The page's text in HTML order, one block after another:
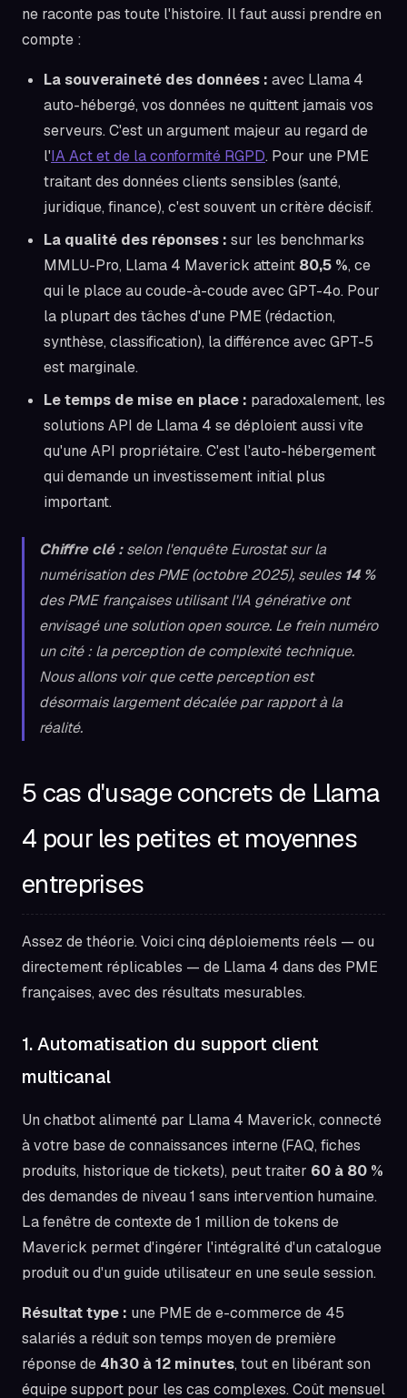
ne raconte pas toute l'histoire. Il faut aussi prendre en
compte :
La souveraineté des données : avec Llama 4
auto-hébergé, vos données ne quittent jamais vos
serveurs. C'est un argument majeur au regard de
l'IA Act et de la conformité RGPD. Pour une PME
traitant des données clients sensibles (santé,
juridique, finance), c'est souvent un critère décisif.
La qualité des réponses : sur les benchmarks
MMLU-Pro, Llama 4 Maverick atteint 80,5 %, ce
qui le place au coude-à-coude avec GPT-4o. Pour
la plupart des tâches d'une PME (rédaction,
synthèse, classification), la différence avec GPT-5
est marginale.
Le temps de mise en place : paradoxalement, les
solutions API de Llama 4 se déploient aussi vite
qu'une API propriétaire. C'est l'auto-hébergement
qui demande un investissement initial plus
important.
Chiffre clé :selon l'enquête Eurostat sur la
numérisation des PME (octobre 2025), seules 14 %
des PME françaises utilisant l'IA générative ont
envisagé une solution open source. Le frein numéro
un cité : la perception de complexité technique.
Nous allons voir que cette perception est
désormais largement décalée par rapport à la
réalité.
5 cas d'usage concrets de Llama
4 pour les petites et moyennes
entreprises
Assez de théorie. Voici cinq déploiements réels — ou
directement réplicables — de Llama 4 dans des PME
françaises, avec des résultats mesurables.
1. Automatisation du support client
multicanal
Un chatbot alimenté par Llama 4 Maverick, connecté
à votre base de connaissances interne (FAQ, fiches
produits, historique de tickets), peut traiter 60 à 80 %
des demandes de niveau 1 sans intervention humaine.
La fenêtre de contexte de 1 million de tokens de
Maverick permet d'ingérer l'intégralité d'un catalogue
produit ou d'un guide utilisateur en une seule session.
Résultat type : une PME de e-commerce de 45
salariés a réduit son temps moyen de première
réponse de 4h30 à 12 minutes, tout en libérant son
équipe support pour les cas complexes. Coût mensuel